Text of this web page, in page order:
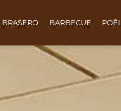
BRASERO BARBECUE